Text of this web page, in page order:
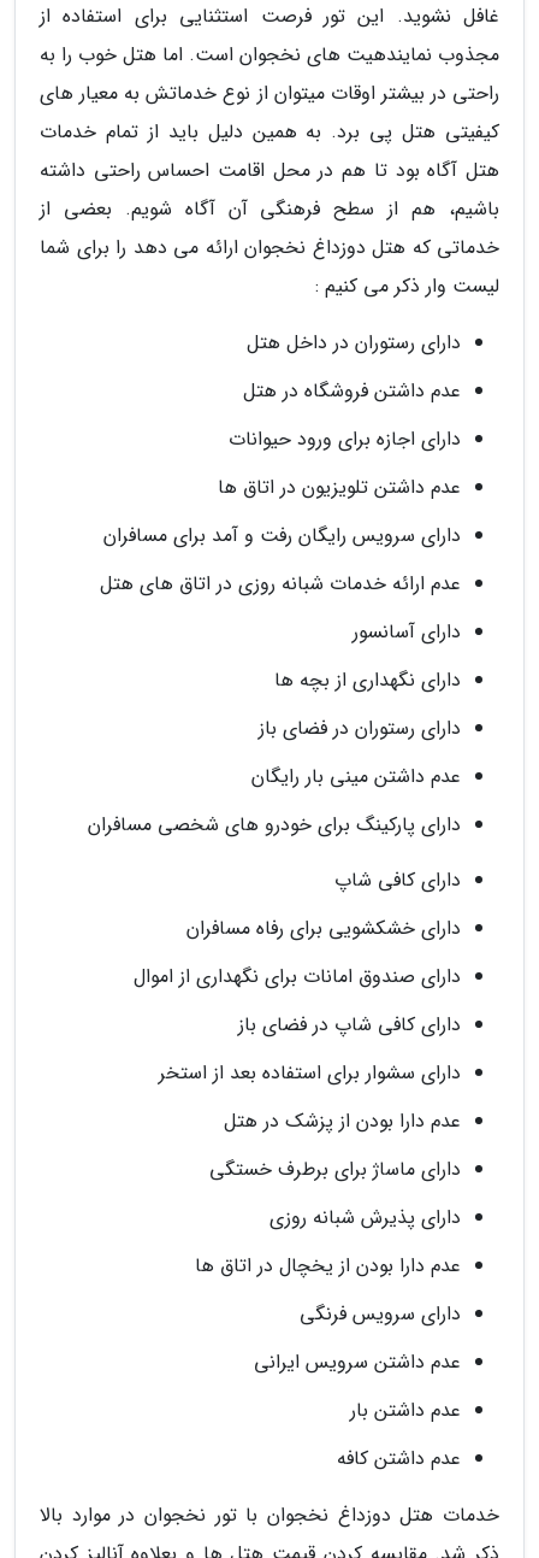
غافل نشوید. این تور فرصت استثنایی برای استفاده از
مجذوب نمایندهیت های نخجوان است. اما هتل خوب را به
راحتی در بیشتر اوقات میتوان از نوع خدماتش به معیار های
کیفیتی هتل پی برد. به همین دلیل باید از تمام خدمات
هتل آگاه بود تا هم در محل اقامت احساس راحتی داشته
باشیم، هم از سطح فرهنگی آن آگاه شویم. بعضی از
خدماتی که هتل دوزداغ نخجوان ارائه می دهد را برای شما
لیست وار ذکر می کنیم :
دارای رستوران در داخل هتل
عدم داشتن فروشگاه در هتل
دارای اجازه برای ورود حیوانات
عدم داشتن تلویزیون در اتاق ها
دارای سرویس رایگان رفت و آمد برای مسافران
عدم ارائه خدمات شبانه روزی در اتاق های هتل
دارای آسانسور
دارای نگهداری از بچه ها
دارای رستوران در فضای باز
عدم داشتن مینی بار رایگان
دارای پارکینگ برای خودرو های شخصی مسافران
دارای کافی شاپ
دارای خشکشویی برای رفاه مسافران
دارای صندوق امانات برای نگهداری از اموال
دارای کافی شاپ در فضای باز
دارای سشوار برای استفاده بعد از استخر
عدم دارا بودن از پزشک در هتل
دارای ماساژ برای برطرف خستگی
دارای پذیرش شبانه روزی
عدم دارا بودن از یخچال در اتاق ها
دارای سرویس فرنگی
عدم داشتن سرویس ایرانی
عدم داشتن بار
عدم داشتن کافه
خدمات هتل دوزداغ نخجوان با تور نخجوان در موارد بالا